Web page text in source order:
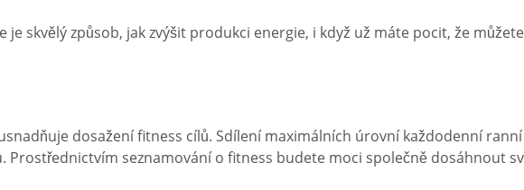
skvělý způsob, jak zvýšit produkci energie, i když už máte pocit, že
dosažení fitness cílů. Sdílení maximálních úrovní každodenní
seznamování o fitness budete moci společně dosáhnout